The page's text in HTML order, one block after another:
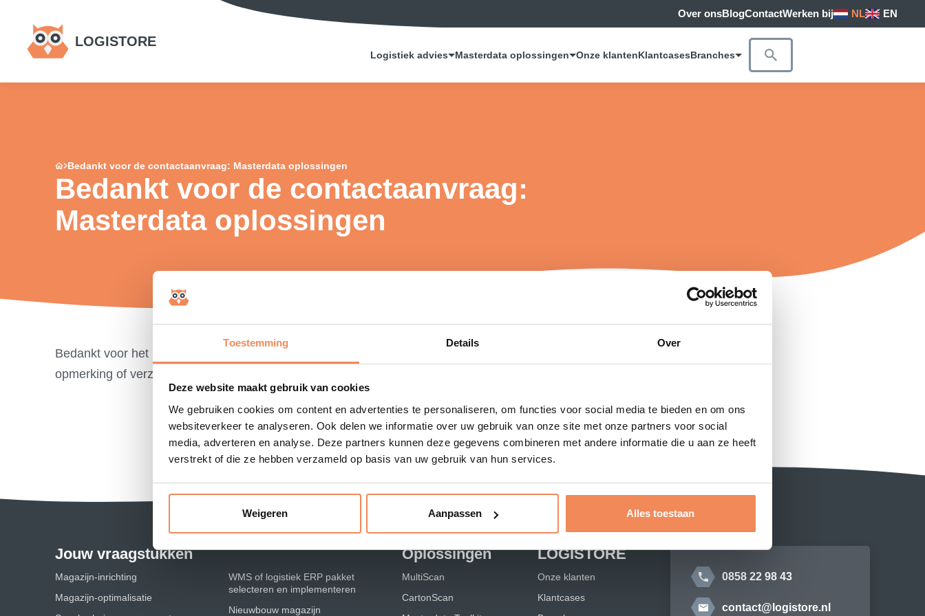
Toestemming Details Over
Deze website maakt gebruik van cookies
We gebruiken cookies om content en advertenties te personaliseren, om functies voor social media te bieden en om ons
websiteverkeer te analyseren. Ook delen we informatie over uw gebruik van onze site met onze partners voor social
media, adverteren en analyse. Deze partners kunnen deze gegevens combineren met andere informatie die u aan ze heeft
verstrekt of die ze hebben verzameld op basis van uw gebruik van hun services.
Weigeren Aanpassen Alles toestaan
LOGISTORE
Over onsBlogContactWerken bij NL EN
Logistiek advies Masterdata oplossingen Onze klantenKlantcasesBranches
Bedankt voor de contactaanvraag: Masterdata oplossingen
Bedankt voor de contactaanvraag:
Masterdata oplossingen
Bedankt voor het invullen van het formulier. We komen zo spoedig mogelijk op jouw vraag,
opmerking of verzoek terug.
Jouw vraagstukken
Magazijn-inrichting
Magazijn-optimalisatie
WMS of logistiek ERP pakket
selecteren en implementeren
Nieuwbouw magazijn
Oplossingen
MultiScan
CartonScan
LOGISTORE
Onze klanten
Klantcases
0858 22 98 43
contact@logistore.nl